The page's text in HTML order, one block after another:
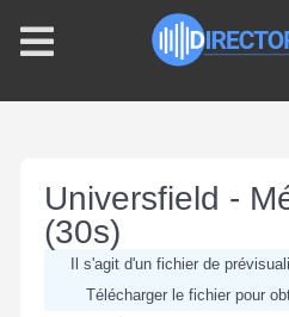
Universfield -
(30s)
Il s'agit d'un fichier de
Télécharger le fichier pour